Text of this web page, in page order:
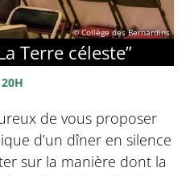
© Collège des Bernardins
Terre céleste”
de vous proposer
d’un dîner en silence
sur la manière dont la